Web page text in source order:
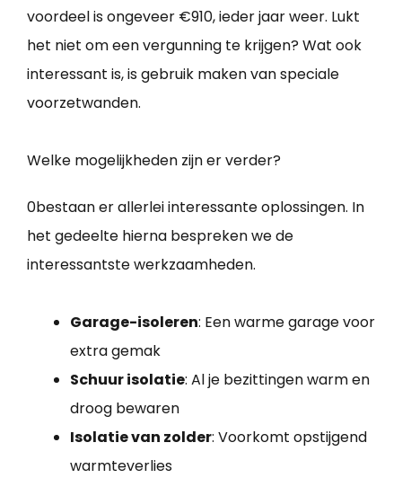
voordeel is ongeveer €910, ieder jaar weer. Lukt
het niet om een vergunning te krijgen? Wat ook
interessant is, is gebruik maken van speciale
voorzetwanden.
Welke mogelijkheden zijn er verder?
0bestaan er allerlei interessante oplossingen. In
het gedeelte hierna bespreken we de
interessantste werkzaamheden.
Garage-isoleren: Een warme garage voor
extra gemak
Schuur isolatie: Al je bezittingen warm en
droog bewaren
Isolatie van zolder: Voorkomt opstijgend
warmteverlies